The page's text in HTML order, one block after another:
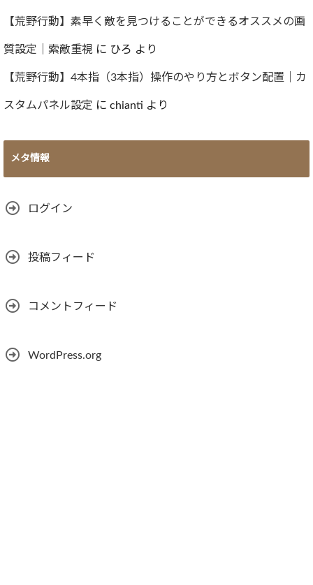
【荒野行動】素早く敵を見つけることができるオススメの画
質設定｜索敵重視 に ひろ より
【荒野行動】4本指（3本指）操作のやり方とボタン配置｜カ
スタムパネル設定 に chianti より
メタ情報
ログイン
投稿フィード
コメントフィード
WordPress.org